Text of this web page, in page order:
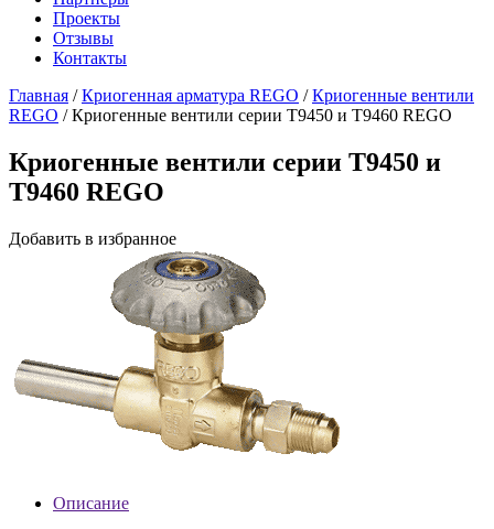
Проекты
Отзывы
Контакты
Главная / Криогенная арматура REGO / Криогенные вентили
REGO / Криогенные вентили серии T9450 и T9460 REGO
Криогенные вентили серии T9450 и
T9460 REGO
Добавить в избранное
Описание